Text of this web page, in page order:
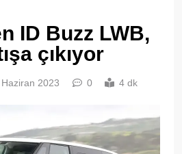
ID Buzz LWB,
çıkıyor
Haziran 2023 0 4 dk